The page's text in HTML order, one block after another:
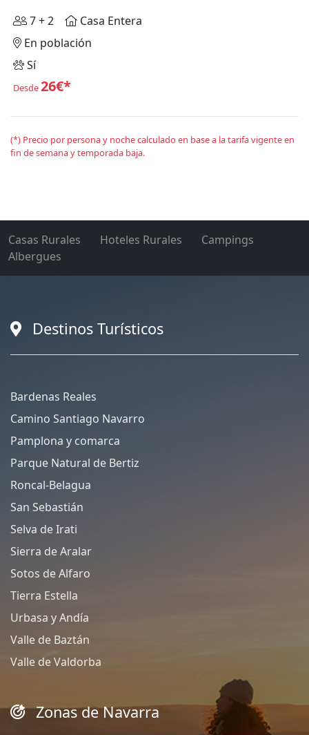
7 + 2
Casa Entera
En población
Sí
Desde26€*
(*) Precio por persona y noche calculado en base a la tarifa vigente en
fin de semana y temporada baja.
Casas Rurales Hoteles Rurales
Campings
Albergues
Destinos Turísticos
Bardenas Reales
Camino Santiago Navarro
Pamplona y comarca
Parque Natural de Bertiz
Roncal-Belagua
San Sebastián
Selva de Irati
Sierra de Aralar
Sotos de Alfaro
Tierra Estella
Urbasa y Andía
Valle de Baztán
Valle de Valdorba
Zonas de Navarra